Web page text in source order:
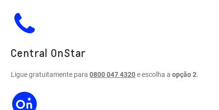
Central OnStar
Ligue gratuitamente para0800 047 4320e escolha aopção 2.